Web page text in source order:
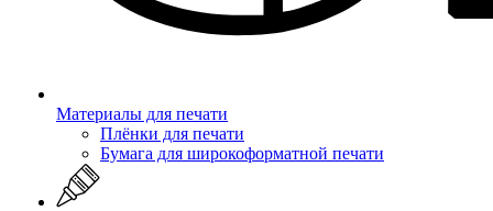
Материалы для печати
Плёнки для печати
Бумага для широкоформатной печати